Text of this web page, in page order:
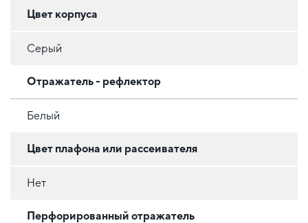
Цвет корпуса
Серый
Отражатель - рефлектор
Белый
Цвет плафона или рассеивателя
Нет
Перфорированный отражатель